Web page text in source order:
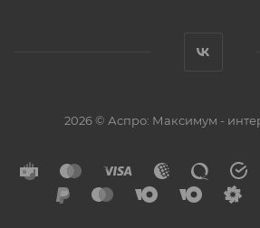
2026 © Аспро: Максимум -